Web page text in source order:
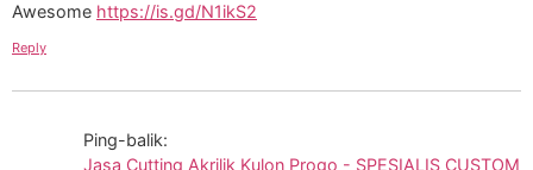
Awesome https://is.gd/N1ikS2
Reply
Ping-balik:
Jasa Cutting Akrilik Kulon Progo - SPESIALIS CUSTOM